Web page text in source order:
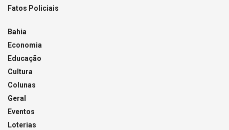
Fatos Policiais
Bahia
Economia
Educação
Cultura
Colunas
Geral
Eventos
Loterias